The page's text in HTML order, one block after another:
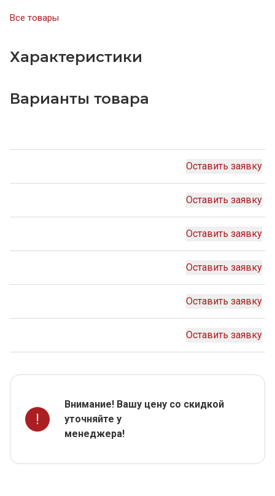
Все товары
Характеристики
Варианты товара
Оставить заявку
Оставить заявку
Оставить заявку
Оставить заявку
Оставить заявку
Оставить заявку
!
Внимание! Вашу цену со скидкой
уточняйте у
менеджера!